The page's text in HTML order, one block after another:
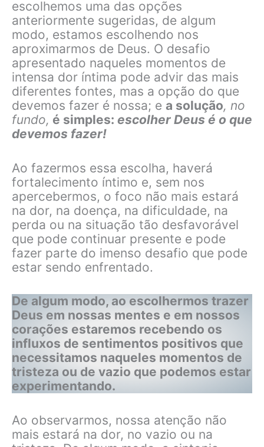
escolhemos uma das opções
anteriormente sugeridas, de algum
modo, estamos escolhendo nos
aproximarmos de Deus. O desafio
apresentado naqueles momentos de
intensa dor íntima pode advir das mais
diferentes fontes, mas a opção do que
devemos fazer é nossa; e a solução, no
fundo, é simples: escolher Deus é o que
devemos fazer!
Ao fazermos essa escolha, haverá
fortalecimento íntimo e, sem nos
apercebermos, o foco não mais estará
na dor, na doença, na dificuldade, na
perda ou na situação tão desfavorável
que pode continuar presente e pode
fazer parte do imenso desafio que pode
estar sendo enfrentado.
De algum modo, ao escolhermos trazer
Deus em nossas mentes e em nossos
corações estaremos recebendo os
influxos de sentimentos positivos que
necessitamos naqueles momentos de
tristeza ou de vazio que podemos estar
experimentando.
Ao observarmos, nossa atenção não
mais estará na dor, no vazio ou na